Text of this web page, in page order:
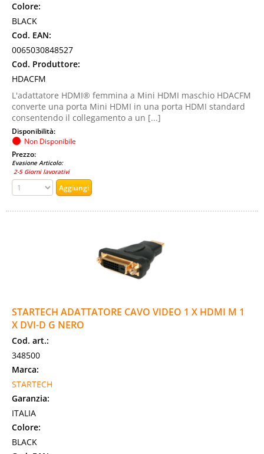
Colore:
BLACK
Cod. EAN:
0065030848527
Cod. Produttore:
HDACFM
L'adattatore HDMI® femmina a Mini HDMI maschio HDACFM
converte una porta Mini HDMI in una porta HDMI standard
consentendo il collegamento a un [...]
Disponibilità:
Non Disponibile
Prezzo:
Evasione Articolo:
2-5 Giorni lavorativi
STARTECH ADATTATORE CAVO VIDEO 1 X HDMI M 1
X DVI-D G NERO
Cod. art.:
348500
Marca:
STARTECH
Garanzia:
ITALIA
Colore:
BLACK